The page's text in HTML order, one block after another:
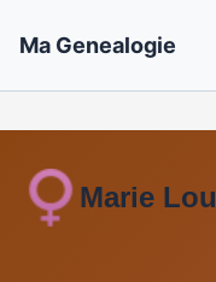
Ma Genealogie
Marie